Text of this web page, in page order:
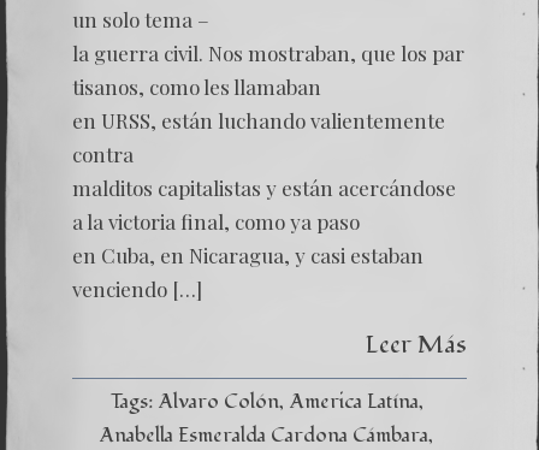
un solo tema –
la guerra civil. Nos mostraban, que los par
tisanos, como les llamaban
en URSS, están luchando valientemente
contra
malditos capitalistas y están acercándose
a la victoria final, como ya paso
en Cuba, en Nicaragua, y casi estaban
venciendo […]
Leer Más
Tags: Alvaro Colón America Latína
Anabella Esmeralda Cardona Cámbara